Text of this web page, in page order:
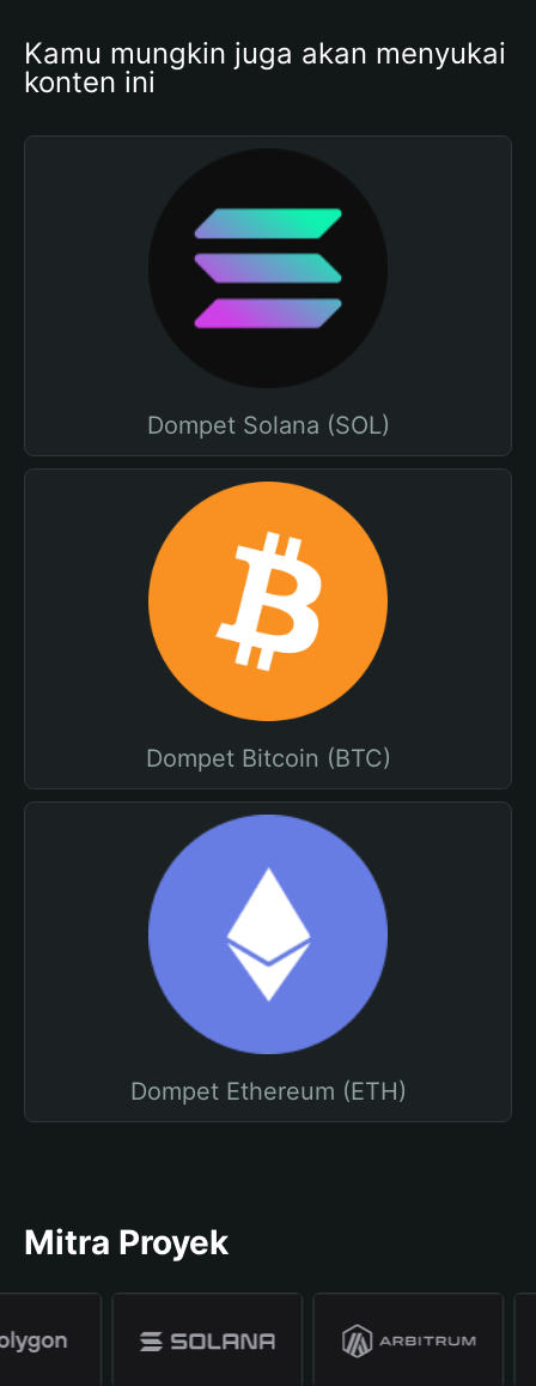
Kamu mungkin juga akan menyukai
konten ini
Dompet Solana (SOL)
Dompet Bitcoin (BTC)
Dompet Ethereum (ETH)
Mitra Proyek